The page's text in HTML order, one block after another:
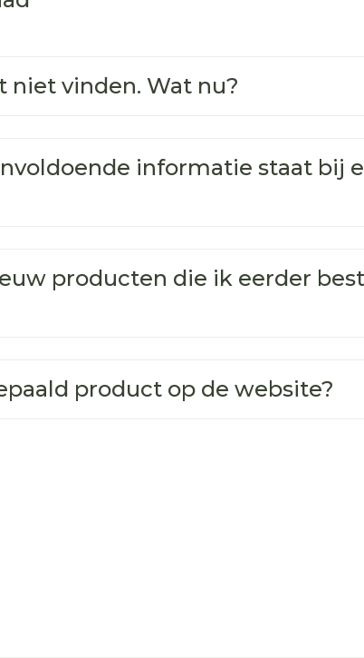
niet vinden. Wat nu?
informatie staat bij
producten die ik eerder
product op de website?